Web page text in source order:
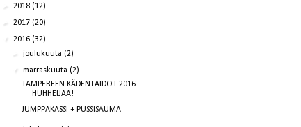
► 2018 (12)
► 2017 (20)
▼ 2016 (32)
►joulukuuta (2)
▼marraskuuta (2)
TAMPEREEN KÄDENTAIDOT 2016
HUHHEIJAA!
JUMPPAKASSI + PUSSISAUMA